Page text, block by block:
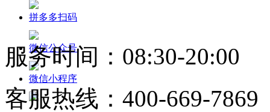
拼多多扫码
微信公众号
微信小程序
服务时间：08:30-20:00
客服热线： 400-669-7869